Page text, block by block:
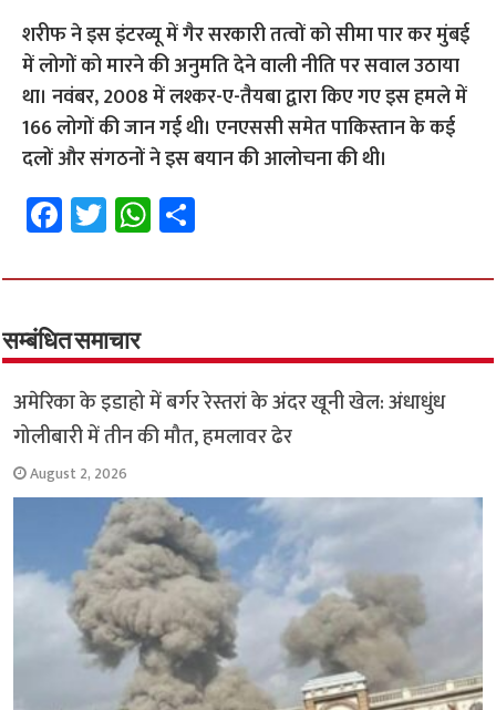
शरीफ ने इस इंटरव्यू में गैर सरकारी तत्वों को सीमा पार कर मुंबई
में लोगों को मारने की अनुमति देने वाली नीति पर सवाल उठाया
था। नवंबर, 2008 में लश्कर-ए-तैयबा द्वारा किए गए इस हमले में
166 लोगों की जान गई थी। एनएससी समेत पाकिस्तान के कई
दलों और संगठनों ने इस बयान की आलोचना की थी।
Fa
ce
b
o
o
k
T
wi
tt
er
W
h
at
p
p
ar
सम्बंधित समाचार
अमेरिका के इडाहो में बर्गर रेस्तरां के अंदर खूनी खेल: अंधाधुंध
गोलीबारी में तीन की मौत, हमलावर ढेर
August 2, 2026